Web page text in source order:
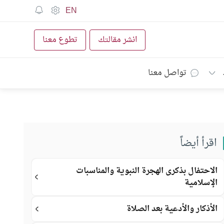
EN
انشر مقالتك تطوع معنا
تواصل معنا
اقرأ أيضاً
الاحتفال بذكرى الهجرة النبوية والمناسبات
الإسلامية
الأذكار والأدعية بعد الصلاة